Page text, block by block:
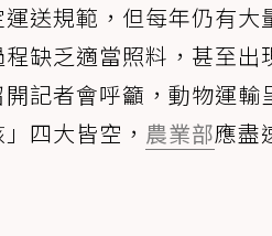
送規範，但每年仍有
缺乏適當照料，甚至
記者會呼籲，動物運
四大皆空， 農業部應盡